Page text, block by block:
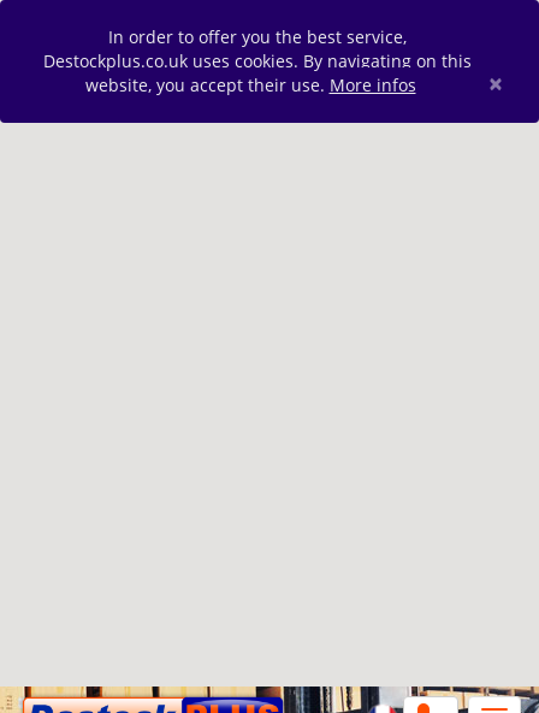
In order to offer you the best service,
Destockplus.co.uk uses cookies. By navigating on this
website, you accept their use. More infos ×